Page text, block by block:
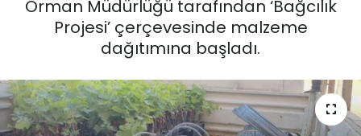
Orman Müdürlüğü tarafından ‘Bağcılık
Projesi’ çerçevesinde malzeme
dağıtımına başladı.
EĞİTİM
SAĞLIK
Son Dakika Haberleri